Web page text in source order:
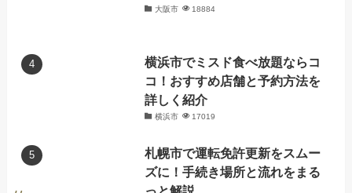
大阪市 18884
横浜市でミスド食べ放題ならコ
コ！おすすめ店舗と予約方法を
詳しく紹介
横浜市 17019
札幌市で運転免許更新をスムー
ズに！手続き場所と流れをまる